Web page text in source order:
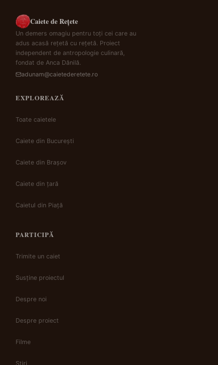
Caiete de Rețete
Un demers omagiu pentru toți cei care au
adus acasă rețetă cu rețetă. Proiect
independent de antropologie culinară,
fondat de Anca Dănilă.
adunam@caietederetete.ro
EXPLOREAZĂ
Toate caietele
Caiete din București
Caiete din Brașov
Caiete din țară
Caietul din Piață
PARTICIPĂ
Trimite un caiet
Susține proiectul
Despre noi
Despre proiect
Filme
Știri